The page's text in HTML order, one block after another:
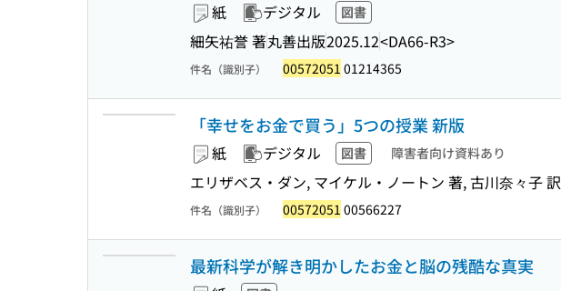
紙 デジタル 図書
細矢祐誉 著丸善出版2025.12<DA66-R3>
件名（識別子） 00572051 01214365
「幸せをお金で買う」5つの授業 新版
紙 デジタル 図書 障害者向け資料あり
エリザベス・ダン, マイケル・ノートン 著, 古川奈々子 訳
件名（識別子） 00572051 00566227
最新科学が解き明かしたお金と脳の残酷な真実